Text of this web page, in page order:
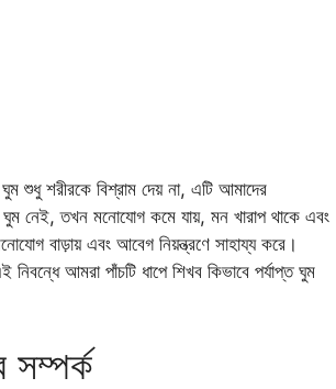
শুধু শরীরকে বিশ্রাম দেয় না, এটি আমাদের
নেই, তখন মনোযোগ কমে যায়, মন খারাপ থাকে এবং
বাড়ায় এবং আবেগ নিয়ন্ত্রণে সাহায্য করে।
আমরা পাঁচটি ধাপে শিখব কিভাবে পর্যাপ্ত ঘুম
সম্পর্ক